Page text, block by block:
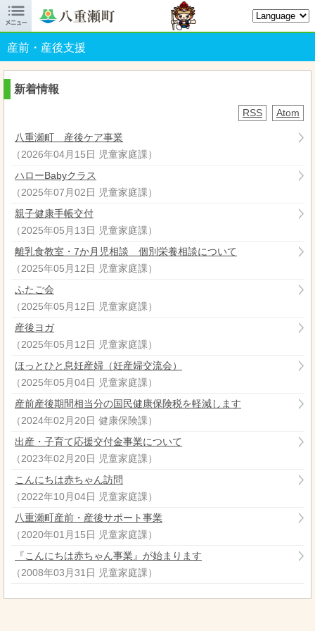
 八重瀬町オフィシャルサイト
産前・産後支援
新着情報
RSS Atom
八重瀬町 産後ケア事業
（2026年04月15日 児童家庭課 ）
ハローBabyクラス
（2025年07月02日 児童家庭課 ）
親子健康手帳交付
（2025年05月13日 児童家庭課 ）
離乳食教室・7か月児相談 個別栄養相談について
（2025年05月12日 児童家庭課 ）
ふたご会
（2025年05月12日 児童家庭課 ）
産後ヨガ
（2025年05月12日 児童家庭課 ）
ほっとひと息妊産婦（妊産婦交流会）
（2025年05月04日 児童家庭課 ）
産前産後期間相当分の国民健康保険税を軽減します
（2024年02月20日 健康保険課 ）
出産・子育て応援交付金事業について
（2023年02月20日 児童家庭課 ）
こんにちは赤ちゃん訪問
（2022年10月04日 児童家庭課 ）
八重瀬町産前・産後サポート事業
（2020年01月15日 児童家庭課 ）
『こんにちは赤ちゃん事業』が始まります
（2008年03月31日 児童家庭課 ）